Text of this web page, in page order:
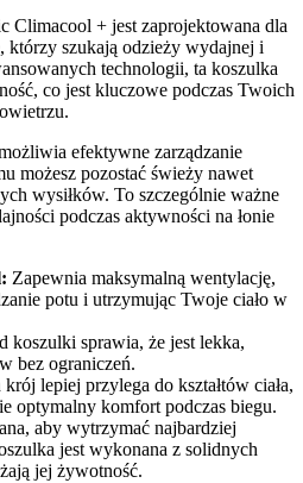
Climacool + jest zaprojektowana dla
którzy szukają odzieży wydajnej i
technologii, ta koszulka
co jest kluczowe podczas Twoich
efektywne zarządzanie
możesz pozostać świeży nawet
wysiłków. To szczególnie ważne
podczas aktywności na łonie
Zapewnia maksymalną wentylację,
potu i utrzymując Twoje ciało w
koszulki sprawia, że jest lekka,
bez ograniczeń.
krój lepiej przylega do kształtów ciała,
optymalny komfort podczas biegu.
aby wytrzymać najbardziej
jest wykonana z solidnych
jej żywotność.